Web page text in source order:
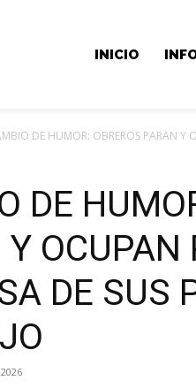
INICIO
DE HUMOR: OBREROS PARAN Y
DE
Y
DE SUS